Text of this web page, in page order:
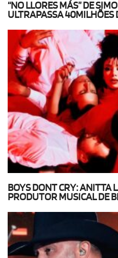
“NO LLORES MÁS” DE
ULTRAPASSA 40MILHÕES
BOYS DONT CRY: ANITTA
PRODUTOR MUSICAL DE